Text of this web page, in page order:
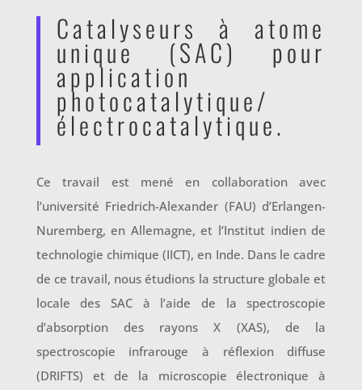
Catalyseurs à atome
unique (SAC) pour
application
photocatalytique/
électrocatalytique.
Ce travail est mené en collaboration avec
l’université Friedrich-Alexander (FAU) d’Erlangen-
Nuremberg, en Allemagne, et l’Institut indien de
technologie chimique (IICT), en Inde. Dans le cadre
de ce travail, nous étudions la structure globale et
locale des SAC à l’aide de la spectroscopie
d’absorption des rayons X (XAS), de la
spectroscopie infrarouge à réflexion diffuse
(DRIFTS) et de la microscopie électronique à